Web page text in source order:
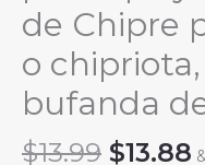
de Chipre
o
bufanda
$13.99 $13.88